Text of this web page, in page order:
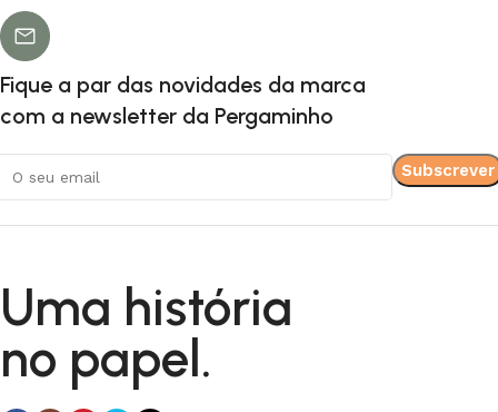
Fique a par das novidades da marca
com a newsletter da Pergaminho
Uma história
no papel.